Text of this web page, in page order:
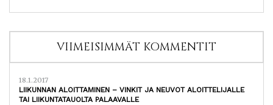
VIIMEISIMMÄT KOMMENTIT
18.1.2017
LIIKUNNAN ALOITTAMINEN – VINKIT JA NEUVOT ALOITTELIJALLE
TAI LIIKUNTATAUOLTA PALAAVALLE